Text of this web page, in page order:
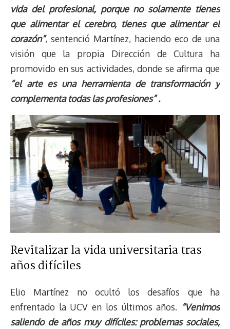
vida del profesional, porque no solamente tienes
que alimentar el cerebro, tienes que alimentar el
corazón”, sentenció Martínez, haciendo eco de una
visión que la propia Dirección de Cultura ha
promovido en sus actividades, donde se afirma que
“el arte es una herramienta de transformación y
complementa todas las profesiones” .
Revitalizar la vida universitaria tras
años difíciles
Elio Martínez no ocultó los desafíos que ha
enfrentado la UCV en los últimos años. “Venimos
saliendo de años muy difíciles: problemas sociales,